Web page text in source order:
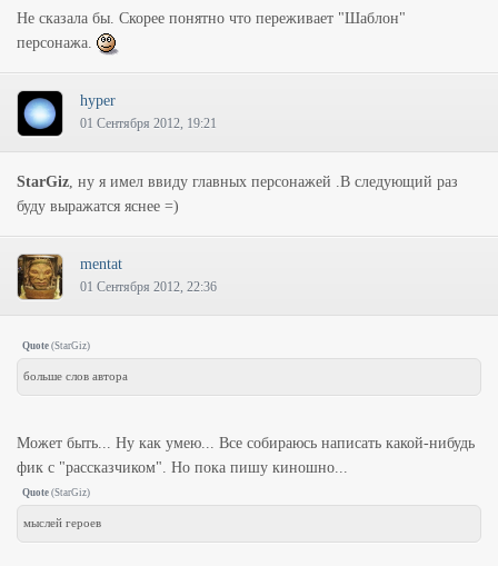
Не сказала бы. Скорее понятно что переживает "Шаблон"
персонажа.
hyper
01 Сентября 2012, 19:21
StarGiz, ну я имел ввиду главных персонажей .В следующий раз
буду выражатся яснее =)
mentat
01 Сентября 2012, 22:36
Quote (StarGiz)
больше слов автора
Может быть... Ну как умею... Все собираюсь написать какой-нибудь
фик с "рассказчиком". Но пока пишу киношно...
Quote (StarGiz)
мыслей героев